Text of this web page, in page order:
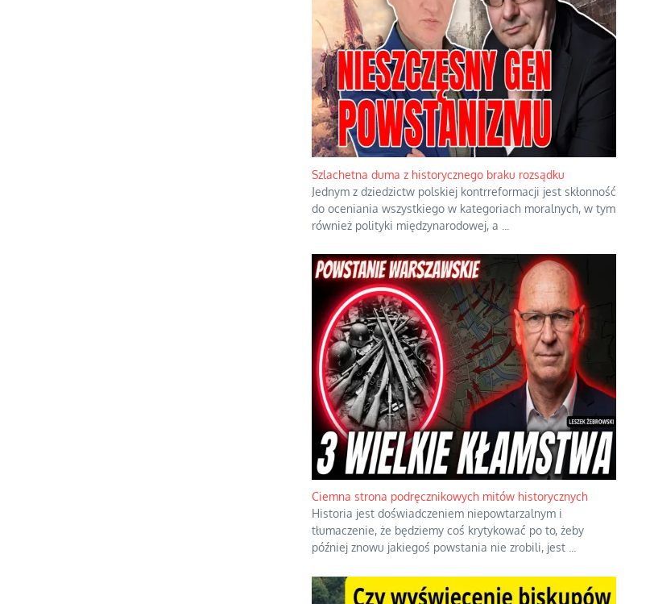
Szlachetna duma z historycznego braku rozsądku
Jednym z dziedzictw polskiej kontrreformacji jest skłonność
do oceniania wszystkiego w kategoriach moralnych, w tym
również polityki międzynarodowej, a
Ciemna strona podręcznikowych mitów historycznych
Historia jest doświadczeniem niepowtarzalnym i
tłumaczenie, że będziemy coś krytykować po to, żeby
później znowu jakiegoś powstania nie zrobili, jest